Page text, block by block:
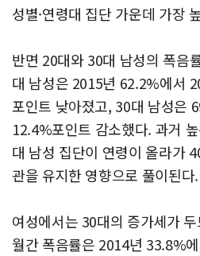
성별·연령대 집단 가운데 가장
반면 20대와 30대 남성의 폭음
대 남성은 2015년 62.2%에서
포인트 낮아졌고, 30대 남성은
12.4%포인트 감소했다. 과거
대 남성 집단이 연령이 올라가
관을 유지한 영향으로 풀이된다.
여성에서는 30대의 증가세가
월간 폭음률은 2014년 33.8%